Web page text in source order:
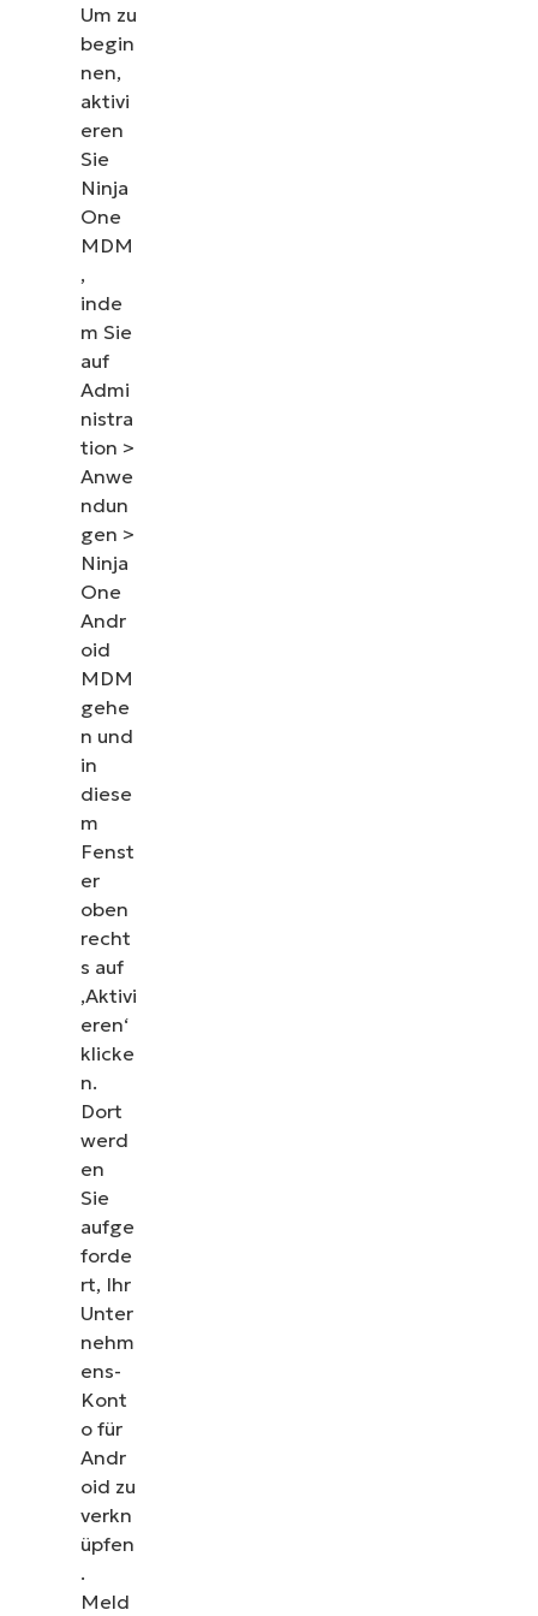
Um zu
begin
nen,
aktivi
eren
Sie
Ninja
One
MDM
,
inde
m Sie
auf
Admi
nistra
tion >
Anwe
ndun
gen >
Ninja
One
Andr
oid
MDM
gehe
n und
in
diese
m
Fenst
er
oben
recht
s auf
‚Aktivi
eren‘
klicke
n.
Dort
werd
en
Sie
aufge
forde
rt, Ihr
Unter
nehm
ens-
Kont
o für
Andr
oid zu
verkn
üpfen
.
Meld